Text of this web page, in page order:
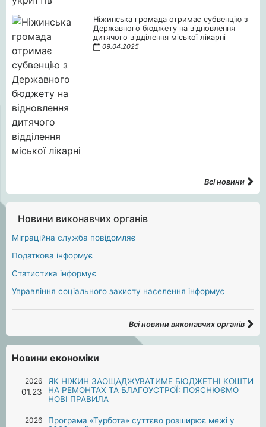
Ніжинська громада отримає субвенцію з
Державного бюджету на відновлення
дитячого відділення міської лікарні
09.04.2025
Всі новини
Новини виконавчих органів
Міграційна служба повідомляє
Податкова інформує
Статистика інформує
Управління соціального захисту населення інформує
Всі новини виконавчих органів
Новини економіки
2026
01.23
ЯК НІЖИН ЗАОЩАДЖУВАТИМЕ БЮДЖЕТНІ КОШТИ
НА РЕМОНТАХ ТА БЛАГОУСТРОЇ: ПОЯСНЮЄМО
НОВІ ПРАВИЛА
2026
Програма «Турбота» суттєво розширює межі у